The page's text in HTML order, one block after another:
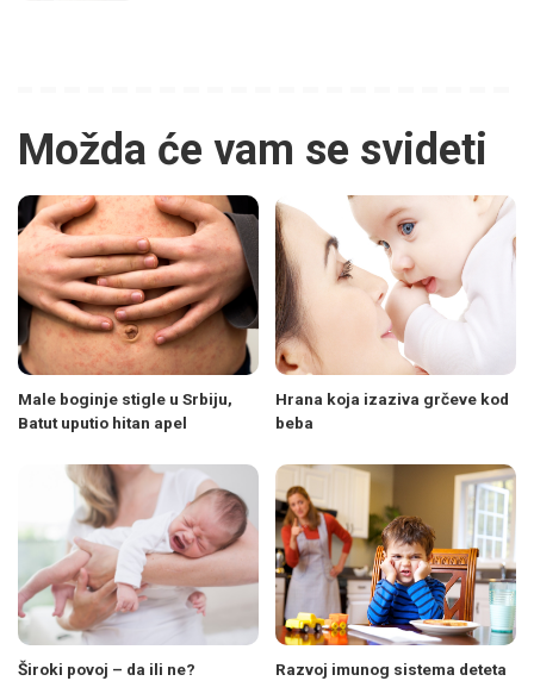
Možda će vam se svideti
Male boginje stigle u Srbiju,
Batut uputio hitan apel
Hrana koja izaziva grčeve kod
beba
Široki povoj – da ili ne?
Razvoj imunog sistema deteta